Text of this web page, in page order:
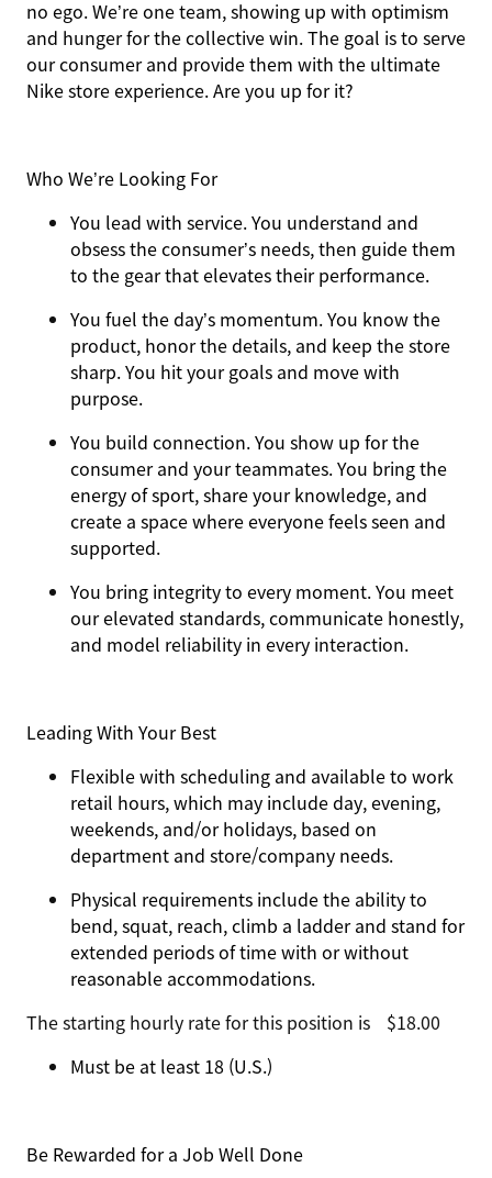
no ego. We’re one team, showing up with optimism
and hunger for the collective win. The goal is to serve
our consumer and provide them with the ultimate
Nike store experience. Are you up for it?
Who We’re Looking For
You lead with service.You understand and
obsess the consumer’s needs, then guide them
to the gear that elevates their performance.
You fuel the day’s momentum. You know the
product, honor the details, and keep the store
sharp. You hit your goals and move with
purpose.
You build connection. You show up for the
consumer and your teammates. You bring the
energy of sport, share your knowledge, and
create a space where everyone feels seen and
supported.
You bring integrityto every moment. You meet
our elevated standards, communicate honestly,
and model reliability in every interaction.
Leading With Your Best
Flexible with scheduling and available to work
retail hours, which may include day, evening,
weekends, and/or holidays, based on
department and store/company needs.
Physical requirements include the ability to
bend, squat, reach, climb a ladder and stand for
extended periods of time with or without
reasonable accommodations.
The starting hourly rate for this position isㅤ$18.00
Must be at least 18 (U.S.)
Be Rewarded for a Job Well Done